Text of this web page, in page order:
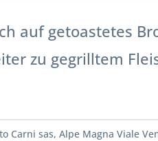
auf getoastetes
zu gegrilltem
Carni sas, Alpe Magna Viale